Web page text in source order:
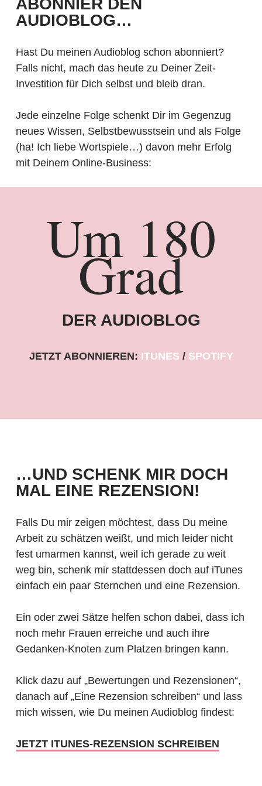
ABONNIER DEN
AUDIOBLOG…
Hast Du meinen Audioblog schon abonniert?
Falls nicht, mach das heute zu Deiner Zeit-
Investition für Dich selbst und bleib dran.
Jede einzelne Folge schenkt Dir im Gegenzug
neues Wissen, Selbstbewusstsein und als Folge
(ha! Ich liebe Wortspiele…) davon mehr Erfolg
mit Deinem Online-Business:
Um 180
Grad
DER AUDIOBLOG
JETZT ABONNIEREN: ITUNES SPOTIFY
…UND SCHENK MIR DOCH
MAL EINE REZENSION!
Falls Du mir zeigen möchtest, dass Du meine
Arbeit zu schätzen weißt, und mich leider nicht
fest umarmen kannst, weil ich gerade zu weit
weg bin, schenk mir stattdessen doch auf iTunes
einfach ein paar Sternchen und eine Rezension.
Ein oder zwei Sätze helfen schon dabei, dass ich
noch mehr Frauen erreiche und auch ihre
Gedanken-Knoten zum Platzen bringen kann.
Klick dazu auf „Bewertungen und Rezensionen“,
danach auf „Eine Rezension schreiben“ und lass
mich wissen, wie Du meinen Audioblog findest:
JETZT ITUNES-REZENSION SCHREIBEN